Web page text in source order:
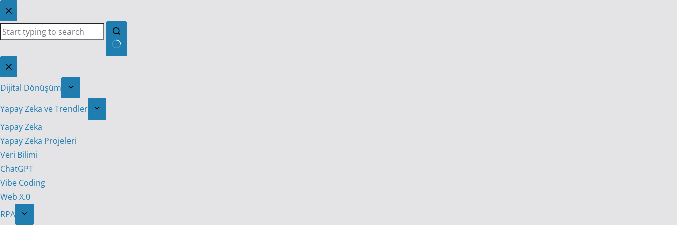
Skip
to
content
No
results
Dijital Dönüşüm
Yapay Zeka ve Trendler
Yapay Zeka
Yapay Zeka Projeleri
Veri Bilimi
ChatGPT
Vibe Coding
Web X.0
RPA